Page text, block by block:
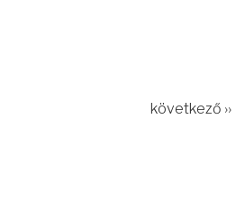
következő ››